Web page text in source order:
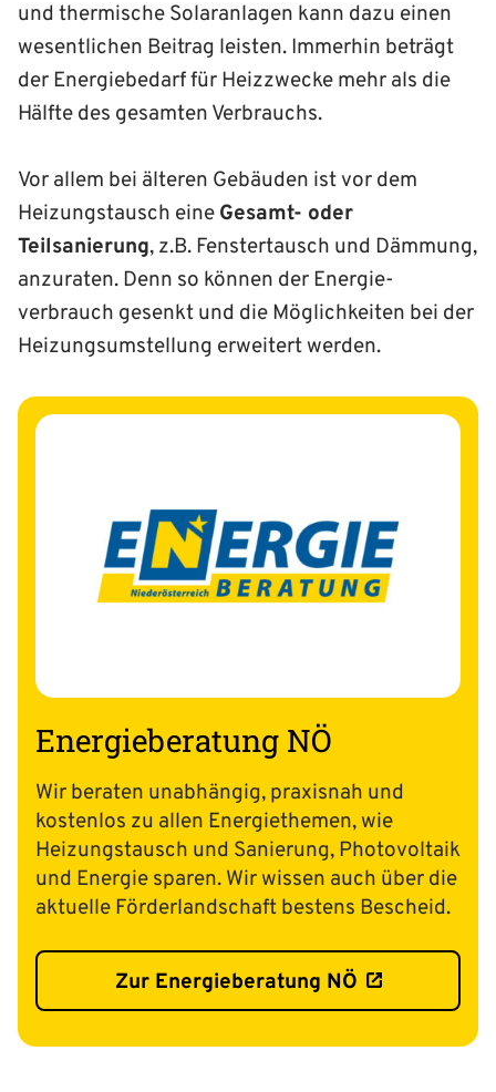
und thermische Solaranlagen kann dazu einen
wesentlichen Beitrag leisten. Immerhin beträgt
der Energiebedarf für Heizzwecke mehr als die
Hälfte des gesamten Verbrauchs.
Vor allem bei älteren Gebäuden ist vor dem
Heizungstausch eine Gesamt- oder
Teilsanierung, z.B. Fenstertausch und Dämmung,
anzuraten. Denn so können der Energie­
verbrauch gesenkt und die Möglichkeiten bei der
Heizungs­umstellung erweitert werden.
Energieberatung NÖ
Wir beraten unabhängig, praxisnah und
kostenlos zu allen Energie­themen, wie
Heizungs­tausch und Sanierung, Photovoltaik
und Energie sparen. Wir wissen auch über die
aktuelle Förder­landschaft bestens Bescheid.
Zur Energieberatung NÖ